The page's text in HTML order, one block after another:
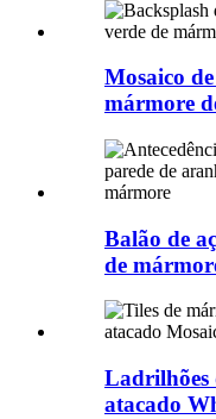
Mosaico
mármore
Balão de
de
Ladrilhões
atacado